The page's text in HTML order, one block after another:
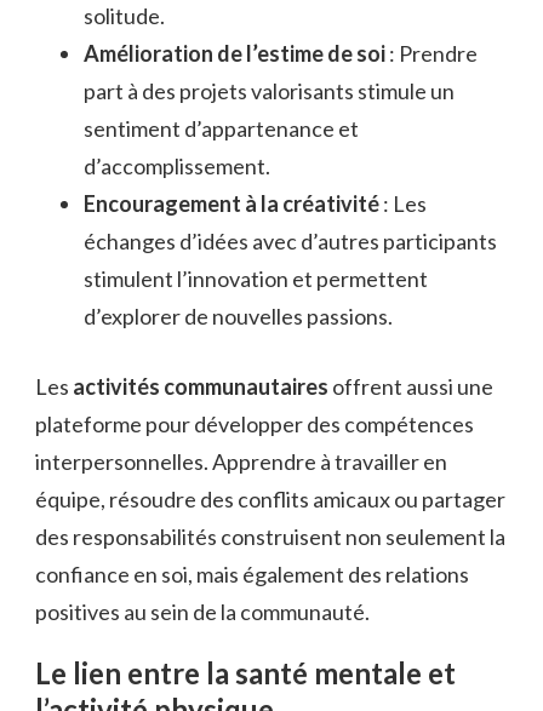
solitude.
Amélioration de l’estime de soi: Prendre
part à des projets valorisants stimule un
sentiment d’appartenance et
d’accomplissement.
Encouragement à la créativité: Les
échanges d’idées avec d’autres participants
stimulent l’innovation et permettent
d’explorer de nouvelles passions.
Les activités communautaires offrent aussi une
plateforme pour développer des compétences
interpersonnelles. Apprendre à travailler en
équipe, résoudre des conflits amicaux ou partager
des responsabilités construisent non seulement la
confiance en soi, mais également des relations
positives au sein de la communauté.
Le lien entre la santé mentale et